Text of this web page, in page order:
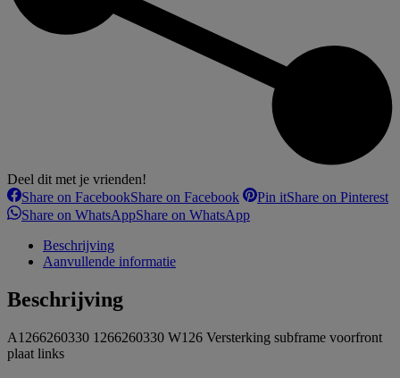
Deel dit met je vrienden!
Share on FacebookShare on Facebook Pin itShare on Pinterest
Share on WhatsAppShare on WhatsApp
Beschrijving
Aanvullende informatie
Beschrijving
A1266260330 1266260330 W126 Versterking subframe voorfront
plaat links